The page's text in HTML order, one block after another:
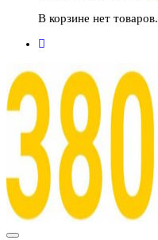
В корзине нет товаров.